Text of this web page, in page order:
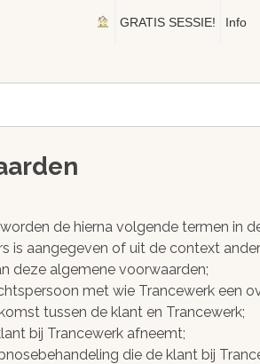
GRATIS SESSIE! Info
de hierna volgende termen in
is aangegeven of uit de context
deze algemene voorwaarden;
met wie Trancewerk een
tussen de klant en Trancewerk;
bij Trancewerk afneemt;
die de klant bij